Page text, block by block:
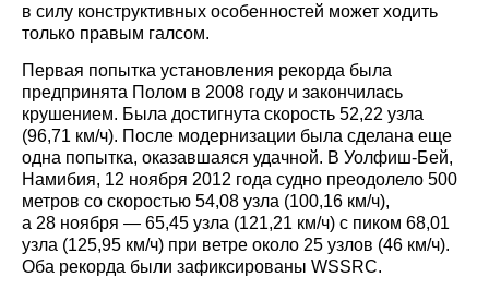
в силу конструктивных особенностей может ходить
только правым галсом.
Первая попытка установления рекорда была
предпринята Полом в 2008 году и закончилась
крушением. Была достигнута скорость 52,22 узла
(96,71 км/ч). После модернизации была сделана еще
одна попытка, оказавшаяся удачной. В Уолфиш-Бей,
Намибия, 12 ноября 2012 года судно преодолело 500
метров со скоростью 54,08 узла (100,16 км/ч),
а 28 ноября — 65,45 узла (121,21 км/ч) с пиком 68,01
узла (125,95 км/ч) при ветре около 25 узлов (46 км/ч).
Оба рекорда были зафиксированы WSSRC.